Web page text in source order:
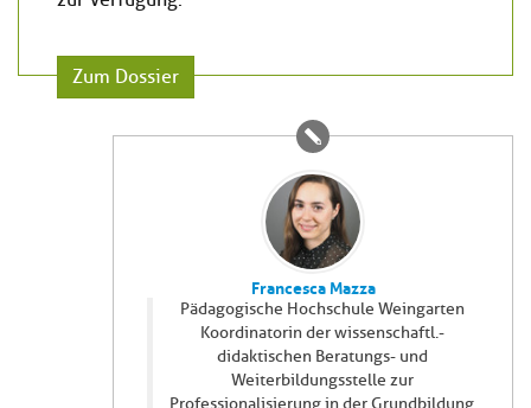
Zum Dossier
Francesca Mazza
Pädagogische Hochschule Weingarten
Koordinatorin der wissenschaftl.-
didaktischen Beratungs- und
Weiterbildungsstelle zur
Professionalisierung in der Grundbildung